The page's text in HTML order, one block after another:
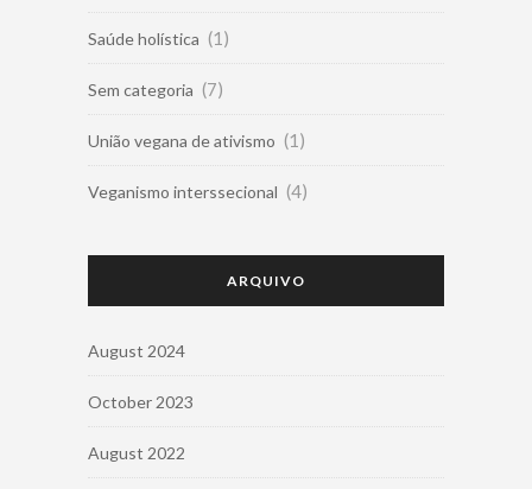
Saúde holística (1)
Sem categoria (7)
União vegana de ativismo (1)
Veganismo interssecional (4)
ARQUIVO
August 2024
October 2023
August 2022